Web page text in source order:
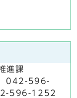
進課
042-596-
596-1252